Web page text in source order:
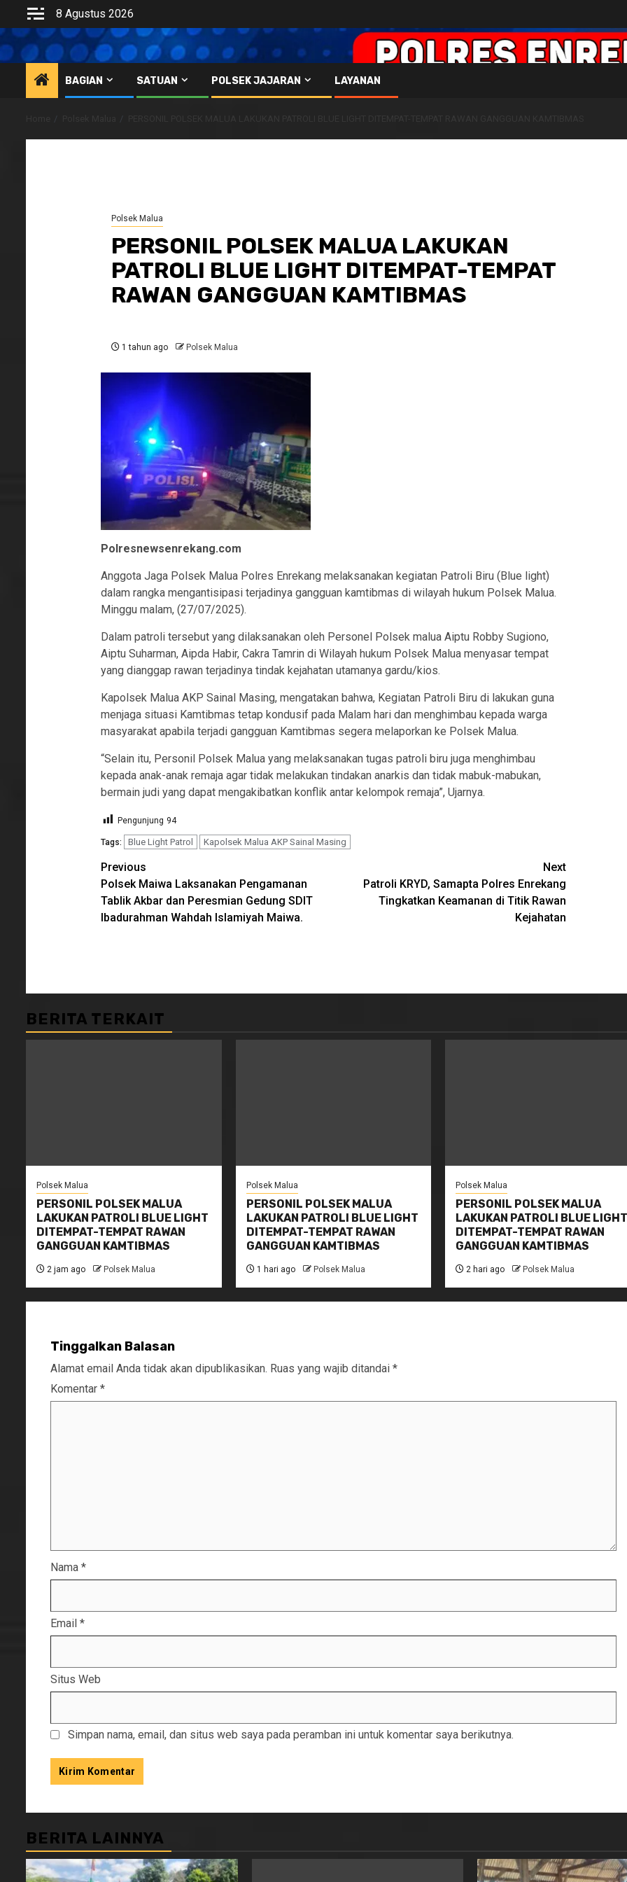
content
8 Agustus 2026
BAGIAN SATUAN POLSEK JAJARAN LAYANAN
Polsek Malua
PERSONIL POLSEK MALUA LAKUKAN
PATROLI BLUE LIGHT DITEMPAT-TEMPAT
RAWAN GANGGUAN KAMTIBMAS
1 tahun ago Polsek Malua
Polresnewsenrekang.com
Anggota Jaga Polsek Malua Polres Enrekang melaksanakan kegiatan Patroli Biru (Blue light)
dalam rangka mengantisipasi terjadinya gangguan kamtibmas di wilayah hukum Polsek Malua.
Minggu malam, (27/07/2025).
Dalam patroli tersebut yang dilaksanakan oleh Personel Polsek malua Aiptu Robby Sugiono,
Aiptu Suharman, Aipda Habir, Cakra Tamrin‎ di Wilayah hukum Polsek Malua menyasar tempat
yang dianggap rawan terjadinya tindak kejahatan utamanya gardu/kios.
Kapolsek Malua AKP Sainal Masing, mengatakan bahwa, Kegiatan Patroli Biru di lakukan guna
menjaga situasi Kamtibmas tetap kondusif pada Malam hari dan menghimbau kepada warga
masyarakat apabila terjadi gangguan Kamtibmas segera melaporkan ke Polsek Malua.
“Selain itu, Personil Polsek Malua yang melaksanakan tugas patroli biru juga menghimbau
kepada anak-anak remaja agar tidak melakukan tindakan anarkis dan tidak mabuk-mabukan,
bermain judi yang dapat mengakibatkan konflik antar kelompok remaja”, Ujarnya.
Pengunjung 94
Tags: Blue Light Patrol Kapolsek Malua AKP Sainal Masing
Continue
Reading
Previous
Polsek Maiwa Laksanakan Pengamanan
Tablik Akbar dan Peresmian Gedung SDIT
Ibadurahman Wahdah Islamiyah Maiwa.
Next
Patroli KRYD, Samapta Polres Enrekang
Tingkatkan Keamanan di Titik Rawan
Kejahatan
BERITA TERKAIT
Polsek Malua
PERSONIL POLSEK MALUA
LAKUKAN PATROLI BLUE LIGHT
DITEMPAT-TEMPAT RAWAN
GANGGUAN KAMTIBMAS
2 jam ago Polsek Malua
Polsek Malua
PERSONIL POLSEK MALUA
LAKUKAN PATROLI BLUE LIGHT
DITEMPAT-TEMPAT RAWAN
GANGGUAN KAMTIBMAS
1 hari ago Polsek Malua
Polsek Malua
PERSONIL POLSEK MALUA
LAKUKAN PATROLI BLUE
DITEMPAT-TEMPAT RAWAN
GANGGUAN KAMTIBMAS
2 hari ago Polsek Malua
Tinggalkan Balasan
Alamat email Anda tidak akan dipublikasikan. Ruas yang wajib ditandai *
Komentar *
Nama *
Email *
Situs Web
Simpan nama, email, dan situs web saya pada peramban ini untuk komentar saya berikutnya.
BERITA LAINNYA